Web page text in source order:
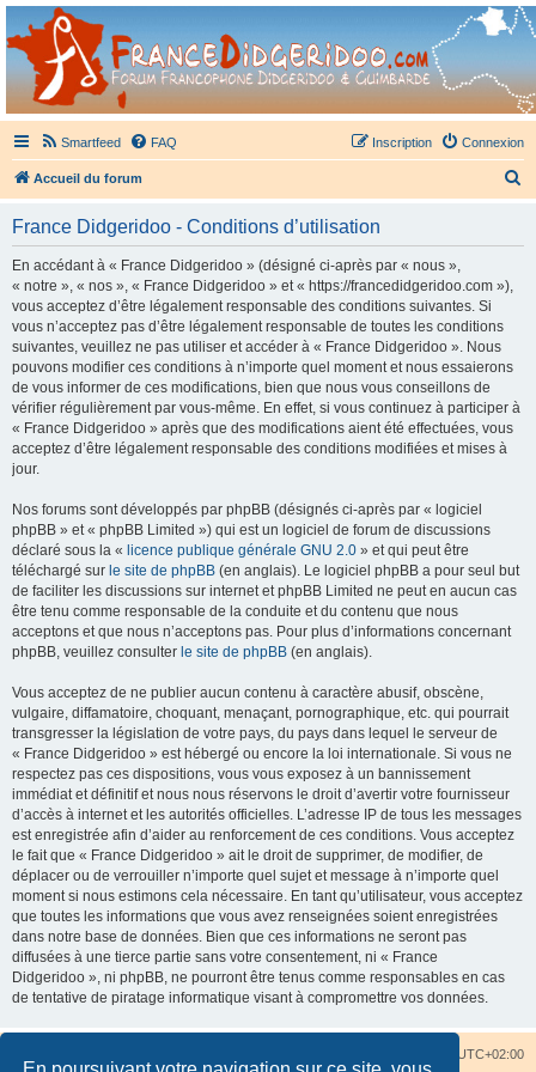
France Didgeridoo
Didgeridoo et Guimbarde sur France Didgeridoo - retrouvez la communauté.
Smartfeed FAQ Connexion
Inscription
Accueil du forum
France Didgeridoo - Conditions d’utilisation
En accédant à « France Didgeridoo » (désigné ci-après par « nous »,
« notre », « nos », « France Didgeridoo » et « https://francedidgeridoo.com »),
vous acceptez d’être légalement responsable des conditions suivantes. Si
vous n’acceptez pas d’être légalement responsable de toutes les conditions
suivantes, veuillez ne pas utiliser et accéder à « France Didgeridoo ». Nous
pouvons modifier ces conditions à n’importe quel moment et nous essaierons
de vous informer de ces modifications, bien que nous vous conseillons de
vérifier régulièrement par vous-même. En effet, si vous continuez à participer à
« France Didgeridoo » après que des modifications aient été effectuées, vous
acceptez d’être légalement responsable des conditions modifiées et mises à
jour.
Nos forums sont développés par phpBB (désignés ci-après par « logiciel
phpBB » et « phpBB Limited ») qui est un logiciel de forum de discussions
déclaré sous la « licence publique générale GNU 2.0 » et qui peut être
téléchargé sur le site de phpBB (en anglais). Le logiciel phpBB a pour seul but
de faciliter les discussions sur internet et phpBB Limited ne peut en aucun cas
être tenu comme responsable de la conduite et du contenu que nous
acceptons et que nous n’acceptons pas. Pour plus d’informations concernant
phpBB, veuillez consulter le site de phpBB (en anglais).
Vous acceptez de ne publier aucun contenu à caractère abusif, obscène,
vulgaire, diffamatoire, choquant, menaçant, pornographique, etc. qui pourrait
transgresser la législation de votre pays, du pays dans lequel le serveur de
« France Didgeridoo » est hébergé ou encore la loi internationale. Si vous ne
respectez pas ces dispositions, vous vous exposez à un bannissement
immédiat et définitif et nous nous réservons le droit d’avertir votre fournisseur
d’accès à internet et les autorités officielles. L’adresse IP de tous les messages
est enregistrée afin d’aider au renforcement de ces conditions. Vous acceptez
le fait que « France Didgeridoo » ait le droit de supprimer, de modifier, de
déplacer ou de verrouiller n’importe quel sujet et message à n’importe quel
moment si nous estimons cela nécessaire. En tant qu’utilisateur, vous acceptez
que toutes les informations que vous avez renseignées soient enregistrées
dans notre base de données. Bien que ces informations ne seront pas
diffusées à une tierce partie sans votre consentement, ni « France
Didgeridoo », ni phpBB, ne pourront être tenus comme responsables en cas
de tentative de piratage informatique visant à compromettre vos données.
UTC+02:00